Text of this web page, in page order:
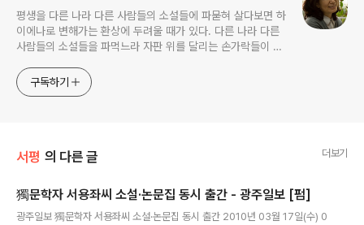
평생을 다른 나라 다른 사람들의 소설들에 파묻혀 살다보면 하
이에나로 변해가는 환상에 두려울 때가 있다. 다른 나라 다른
사람들의 소설들을 파먹느라 자판 위를 달리는 손가락들이 하
는 느낌에 소스라친다. 그런 순간이면 <새 글>을 열어서 내
글을 쓴다, 갑자기 아주 서툴게.
구독하기
서평 의 다른 글 더보기
獨문학자 서용좌씨 소설·논문집 동시 출간 - 광주일보 [펌]
광주일보 獨문학자 서용좌씨 소설·논문집 동시 출간 2010년 03월 17일(수) 0